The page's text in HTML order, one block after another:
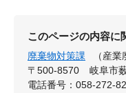
このページの内容に
廃棄物対策課
（産業
〒500-8570
岐阜市
電話番号：058-272-